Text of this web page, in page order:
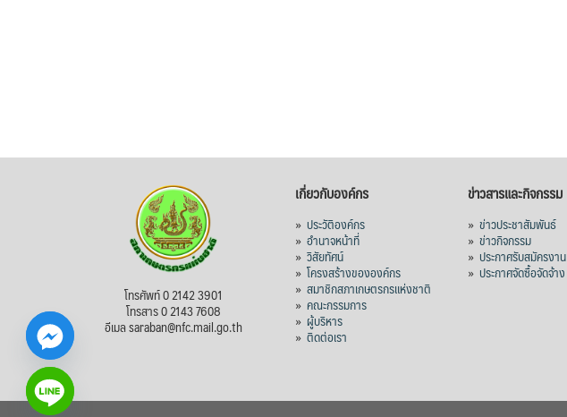
โทรศัพท์ 0 2142 3901
โทรสาร 0 2143 7608
อีเมล saraban@nfc.mail.go.th
เกี่ยวกับองค์กร
»ประวัติองค์กร
»อำนาจหน้าที่
»วิสัยทัศน์
»โครงสร้างขององค์กร
»สมาชิกสภาเกษตรกรแห่งชาติ
»คณะกรรมการ
» ผู้บริหาร
»ติดต่อเรา
ข่าวสารและกิจกรรม
»ข่าวประชาสัมพันธ์
»ข่าวกิจกรรม
»ประกาศรับสมัครงาน
»ประกาศจัดซื้อจัดจ้าง